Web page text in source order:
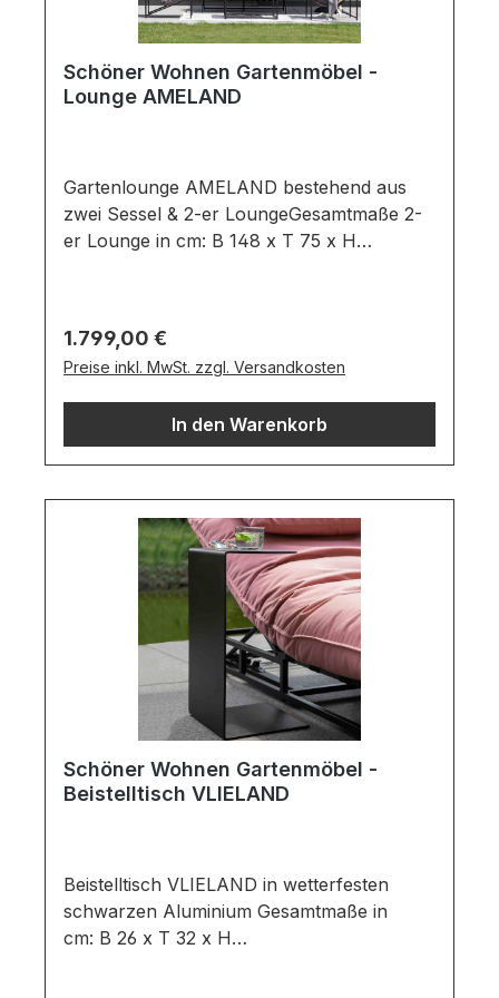
Schöner Wohnen Gartenmöbel -
Lounge AMELAND
Gartenlounge AMELAND bestehend aus
zwei Sessel & 2-er LoungeGesamtmaße 2-
er Lounge in cm: B 148 x T 75 x H
Black / Material: AluminiumLounge
bestehend aus:2x Sessel und eine 2-er
Lounge ist in einem wetterfesten
SUNBRELLA Stoff bezogenGestell in
erforderlich).Bezug ist nicht
waschbar.Farben können auf
verschiedenen Bildschirmen abweichen.
Deko oder andere Beimöbel sind nicht
enthalten. Abbildung kann abweichen.
Regulärer Preis:
1.799,00 €
Preise inkl. MwSt. zzgl. Versandkosten
In den Warenkorb
Schöner Wohnen Gartenmöbel -
Beistelltisch VLIELAND
Beistelltisch VLIELAND in wetterfesten
schwarzen Aluminium Gesamtmaße in
cm: B 26 x T 32 x H